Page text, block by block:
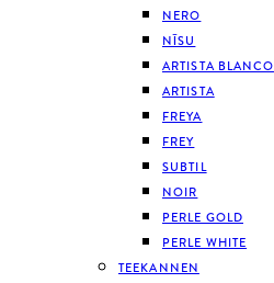
NERO
NĪSU
ARTISTA BLANCO
ARTISTA
FREYA
FREY
SUBTIL
NOIR
PERLE GOLD
PERLE WHITE
TEEKANNEN